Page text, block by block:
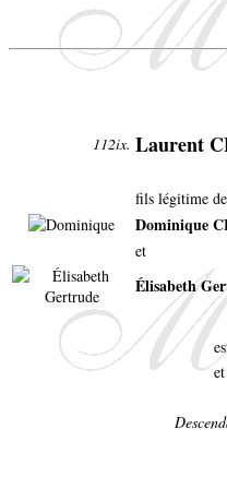
112ix. Laurent
fils légitime de
Dominique
et
Élisabeth